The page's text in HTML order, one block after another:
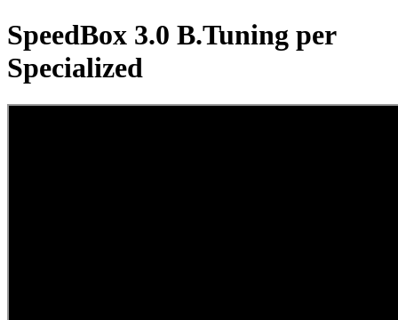
SpeedBox 3.0 B.Tuning per
Specialized